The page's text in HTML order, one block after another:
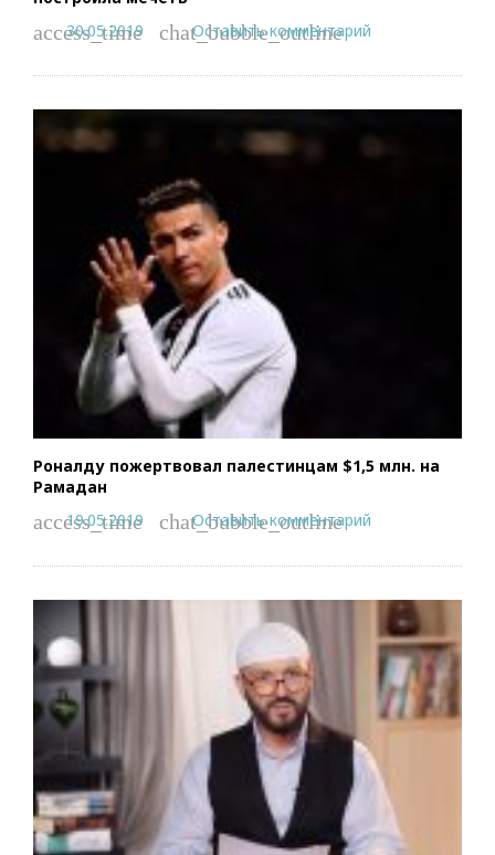
access_time
30.05.2019 chat_bubble_outline
Оставить комментарий
Роналду пожертвовал палестинцам $1,5 млн. на
Рамадан
access_time
19.05.2019 chat_bubble_outline
Оставить комментарий